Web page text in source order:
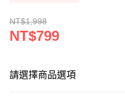
NT$1,998
NT$799
請選擇商品選項